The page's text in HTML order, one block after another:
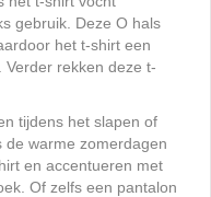
gebruik. Deze O hals
het t-shirt een
rekken deze t-
tijdens het slapen of
warme zomerdagen
en accentueren met
Of zelfs een pantalon